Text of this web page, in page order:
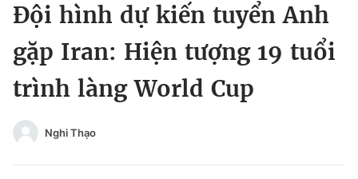
Chuyên mục
Chuyên mục khác
Chào ngày mới
Đổi mật khẩu
Tin đã lưu
Tin đã xem
Đăng xuất
Đội hình dự kiến tuyển Anh
gặp Iran: Hiện tượng 19 tuổi
trình làng World Cup
Nghi Thạo